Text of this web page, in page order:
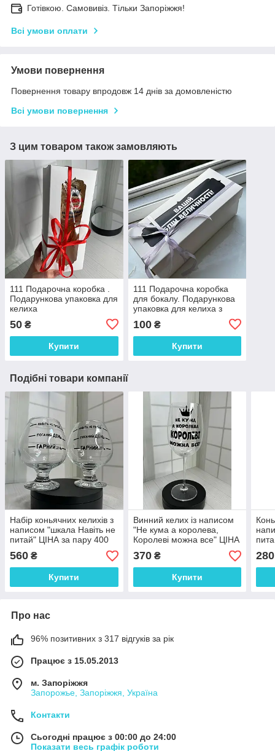
Готівкою. Самовивіз. Тільки Запоріжжя!
Всі умови оплати
Умови повернення
Повернення товару впродовж 14 днів за домовленістю
Всі умови повернення
З цим товаром також замовляють
111 Подарочна коробка .
Подарункова упаковка для
келиха
50 ₴
Купити
111 Подарочна коробка
для бокалу. Подарункова
упаковка для келиха з
100₴
Купити
Подібні товари компанії
Набір коньячних келихів з
написом "шкала Навіть не
питай" ЦІНА за пару 400
мл
560 ₴
Купити
Винний келих із написом
"Не кума а королева,
Королеві можна все" ЦІНА
ЗА 1 шт 640 мл
370₴
Купити
мл
280
Про нас
96% позитивних з 317 відгуків за рік
Працює з 15.05.2013
м. Запоріжжя
Запорожье, Запоріжжя, Україна
Контакти
Сьогодні працює з 00:00 до 24:00
Показати весь графік роботи